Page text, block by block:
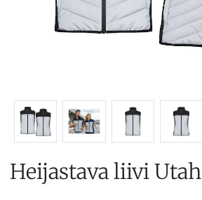
Heijastava liivi Utah